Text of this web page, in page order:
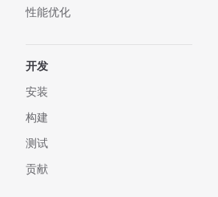
性能优化
开发
安装
构建
测试
贡献